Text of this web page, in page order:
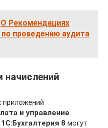
О Рекомендациях
проведению аудита
начислений
приложений
и управление
1C:Бухгалтерия 8 могут